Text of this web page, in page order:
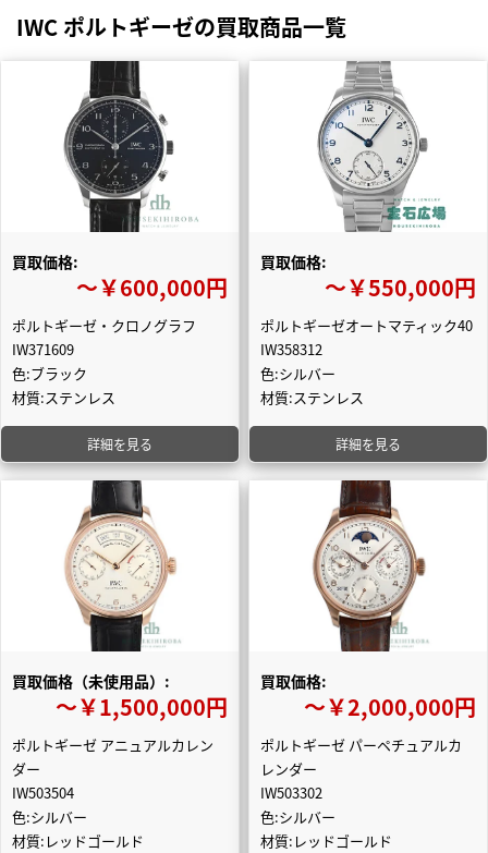
IWC ポルトギーゼの買取商品一覧
買取価格:
〜￥600,000円
ポルトギーゼ・クロノグラフ
IW371609
色:ブラック
材質:ステンレス
詳細を見る
買取価格:
〜￥550,000円
ポルトギーゼオートマティック40
IW358312
色:シルバー
材質:ステンレス
詳細を見る
買取価格（未使用品）:
〜￥1,500,000円
ポルトギーゼ アニュアルカレン
ダー
IW503504
色:シルバー
材質:レッドゴールド
買取価格:
〜￥2,000,000円
ポルトギーゼ パーペチュアルカ
レンダー
IW503302
色:シルバー
材質:レッドゴールド